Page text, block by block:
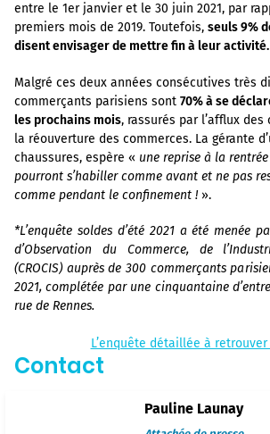
entre le 1er janvier et le 30 juin 2021, par
premiers mois de 2019. Toutefois, seuls 9%
disent envisager de mettre fin à leur activité.
Malgré ces deux années consécutives très
commerçants parisiens sont 70% à se
les prochains mois, rassurés par l’afflux
la réouverture des commerces. La gérante
chaussures, espère « une reprise à la
pourront s’habiller comme avant et ne pas
comme pendant le confinement !».
*L’enquête soldes d’été 2021 a été menée
d’Observation du Commerce, de
(CROCIS) auprès de 300 commerçants
2021, complétée par une cinquantaine
rue de Rennes.
L’enquête détaillée à
Contact
Pauline Launay